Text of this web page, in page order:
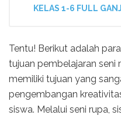
KELAS 1-6 FULL
Tentu! Berikut adalah
tujuan pembelajaran seni
memiliki tujuan yang
pengembangan
siswa. Melalui seni rupa,